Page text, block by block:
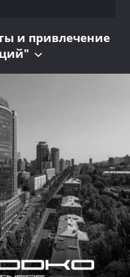
и привлечение